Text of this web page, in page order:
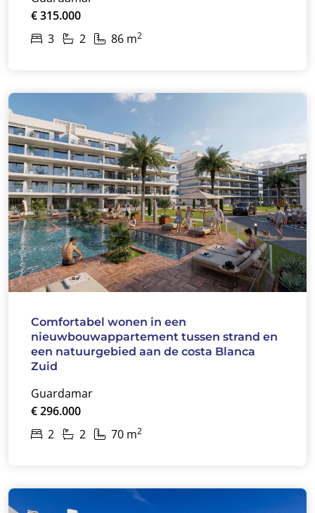
€ 315.000
3
2 86 m2
Comfortabel wonen in een
nieuwbouwappartement tussen strand en
een natuurgebied aan de costa Blanca
Zuid
Guardamar
€ 296.000
2
2 70 m2